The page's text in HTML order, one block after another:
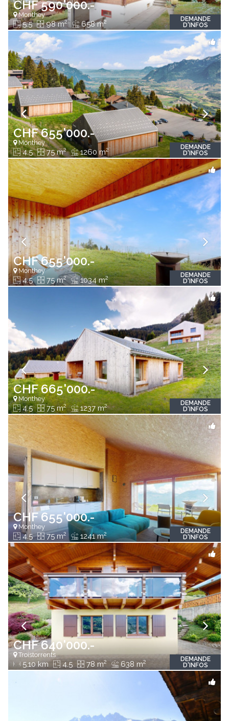
CHF 590'000.-
Monthey
5.5 98 m2 658 m2
DEMANDE
D'INFOS
CHF 655'000.-
Monthey
4.5 75 m2 1260 m2
DEMANDE
D'INFOS
CHF 655'000.-
Monthey
4.5 75 m2 1034 m2
DEMANDE
D'INFOS
CHF 665'000.-
Monthey
4.5 75 m2 1237 m2
DEMANDE
D'INFOS
CHF 655'000.-
Monthey
4.5 75 m2 1241 m2
DEMANDE
D'INFOS
CHF 640'000.-
Troistorrents
5.10 km 4.5 78 m2 638 m2
DEMANDE
D'INFOS